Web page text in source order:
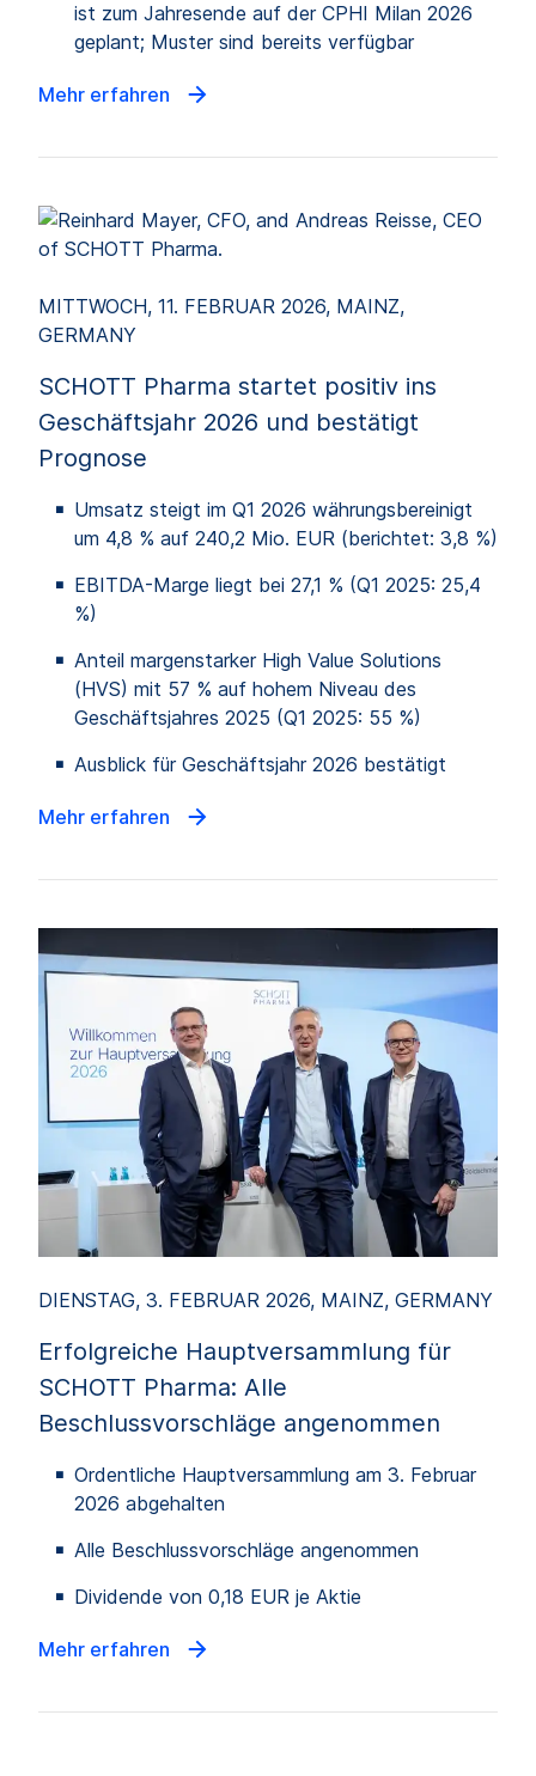
ist zum Jahresende auf der CPHI Milan 2026
geplant; Muster sind bereits verfügbar
Mehr erfahren
MITTWOCH, 11. FEBRUAR 2026, MAINZ,
GERMANY
SCHOTT Pharma startet positiv ins
Geschäftsjahr 2026 und bestätigt
Prognose
Umsatz steigt im Q1 2026 währungsbereinigt
um 4,8 % auf 240,2 Mio. EUR (berichtet: 3,8 %)
EBITDA-Marge liegt bei 27,1 % (Q1 2025: 25,4
%)
Anteil margenstarker High Value Solutions
(HVS) mit 57 % auf hohem Niveau des
Geschäftsjahres 2025 (Q1 2025: 55 %)
Ausblick für Geschäftsjahr 2026 bestätigt
Mehr erfahren
DIENSTAG, 3. FEBRUAR 2026, MAINZ, GERMANY
Erfolgreiche Hauptversammlung für
SCHOTT Pharma: Alle
Beschlussvorschläge angenommen
Ordentliche Hauptversammlung am 3. Februar
2026 abgehalten
Alle Beschlussvorschläge angenommen
Dividende von 0,18 EUR je Aktie
Mehr erfahren